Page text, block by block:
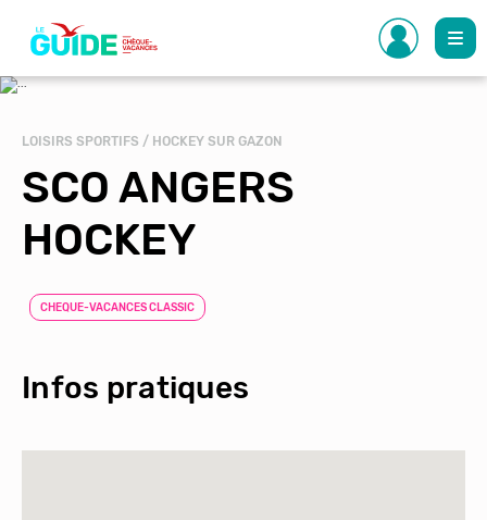
contenu
principal
LOISIRS SPORTIFS / HOCKEY SUR GAZON
SCO ANGERS
HOCKEY
CHEQUE-VACANCES CLASSIC
Infos pratiques